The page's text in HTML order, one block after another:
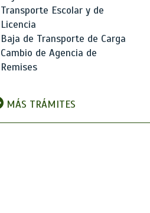
Transporte Escolar y de
Licencia
Baja de Transporte de Carga
Cambio de Agencia de
Remises
MÁS TRÁMITES